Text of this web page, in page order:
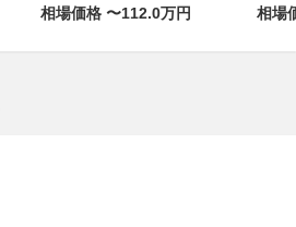
相場価格 〜112.0万円 相場